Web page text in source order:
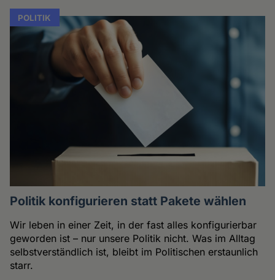
POLITIK
Politik konfigurieren statt Pakete wählen
Wir leben in einer Zeit, in der fast alles konfigurierbar
geworden ist – nur unsere Politik nicht. Was im Alltag
selbstverständlich ist, bleibt im Politischen erstaunlich
starr.